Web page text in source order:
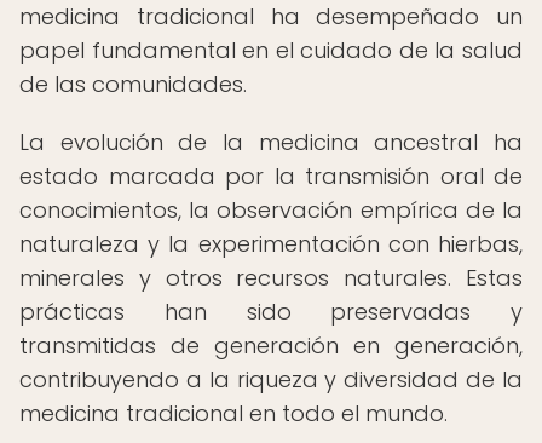
medicina tradicional ha desempeñado un
papel fundamental en el cuidado de la salud
de las comunidades.
La evolución de la medicina ancestral ha
estado marcada por la transmisión oral de
conocimientos, la observación empírica de la
naturaleza y la experimentación con hierbas,
minerales y otros recursos naturales. Estas
prácticas han sido preservadas y
transmitidas de generación en generación,
contribuyendo a la riqueza y diversidad de la
medicina tradicional en todo el mundo.